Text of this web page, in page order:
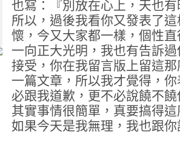
也寫：『別放在心上，天也
所以，過後我看你又發表了
懷，今又大家都一樣，個性
一向正大光明，我也有告訴
接受，你在我留言版上留這
一篇文章，所以我才覺得，
必跟我道歉，更不必說饒不
其實事情很簡單，真要搞得
如果今天是我無理，我也跟